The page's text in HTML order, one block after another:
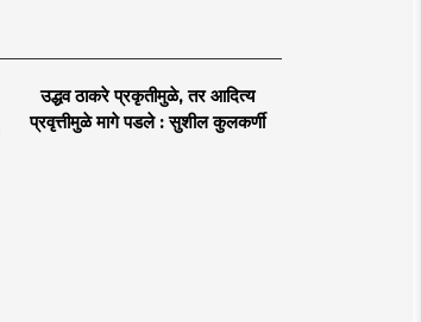
उद्धव ठाकरे प्रकृतीमुळे, तर आदित्य
प्रवृत्तीमुळे मागे पडले : सुशील कुलकर्णी